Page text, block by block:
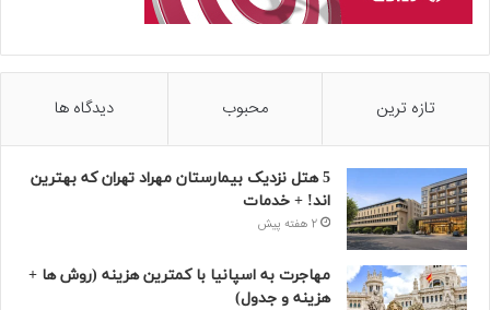
تازه ترین محبوب دیدگاه ها
5 هتل نزدیک بیمارستان مهراد تهران که بهترین‌
اند! + خدمات
2 هفته پیش
مهاجرت به اسپانیا با کمترین هزینه (روش ها +
هزینه و جدول)